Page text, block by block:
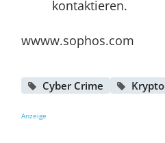
kontaktieren.
wwww.sophos.com
Cyber Crime Krypto
Anzeige